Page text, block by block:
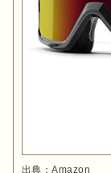
出典：Amazon